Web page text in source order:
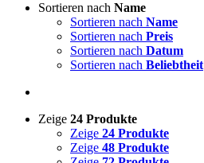
Sortieren nach Name
Sortieren nach Name
Sortieren nach Preis
Sortieren nach Datum
Sortieren nach Beliebtheit
Zeige 24 Produkte
Zeige 24 Produkte
Zeige 48 Produkte